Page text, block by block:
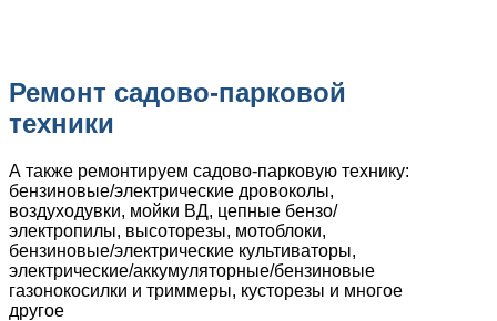
Ремонт садово-парковой
техники
А также ремонтируем садово-парковую технику:
бензиновые/электрические дровоколы,
воздуходувки, мойки ВД, цепные бензо/
электропилы, высоторезы, мотоблоки,
бензиновые/электрические культиваторы,
электрические/аккумуляторные/бензиновые
газонокосилки и триммеры, кусторезы и многое
другое